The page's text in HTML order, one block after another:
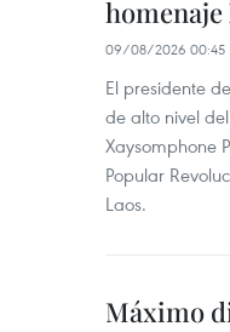
09/08/2026 00:45
El presidente
de alto nivel
Xaysomphone
Popular
Laos.
Máximo